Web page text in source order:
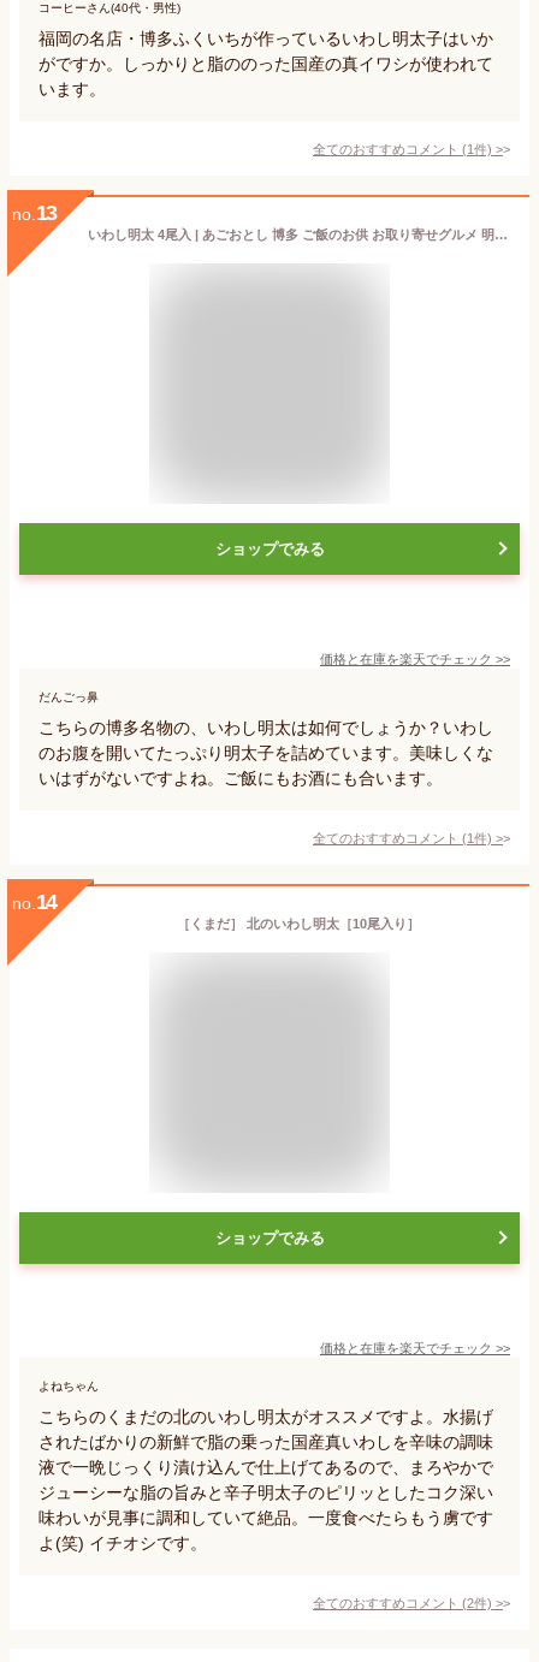
コーヒーさん(40代・男性)
福岡の名店・博多ふくいちが作っているいわし明太子はいか
がですか。しっかりと脂ののった国産の真イワシが使われて
います。
全てのおすすめコメント (1件) >
no. 13
いわし明太 4尾入 | あごおとし 博多 ご飯のお供 お取り寄せグルメ 明太子 博多明太子 お取り寄せ いわし明太子 イワシ 鰯 福岡 お土産 ギフト プレゼント からし明太子 めんたい お祝い お返し 贈り物 お中元 お歳暮 冬ギフト魚 2026 漬け魚
ショップでみる
価格と在庫を楽天でチェック >>
だんごっ鼻
こちらの博多名物の、いわし明太は如何でしょうか？いわし
のお腹を開いてたっぷり明太子を詰めています。美味しくな
いはずがないですよね。ご飯にもお酒にも合います。
全てのおすすめコメント (1件) >
no. 14
［くまだ］ 北のいわし明太［10尾入り］
ショップでみる
価格と在庫を楽天でチェック >>
よねちゃん
こちらのくまだの北のいわし明太がオススメですよ。水揚げ
されたばかりの新鮮で脂の乗った国産真いわしを辛味の調味
液で一晩じっくり漬け込んで仕上げてあるので、まろやかで
ジューシーな脂の旨みと辛子明太子のピリッとしたコク深い
味わいが見事に調和していて絶品。一度食べたらもう虜です
よ(笑) イチオシです。
全てのおすすめコメント (2件) >